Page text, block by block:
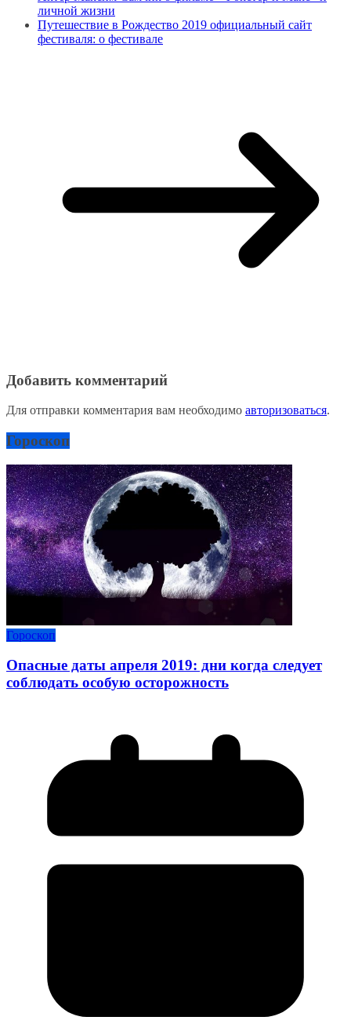
личной жизни
Путешествие в Рождество 2019 официальный сайт
фестиваля: о фестивале
Добавить комментарий
Для отправки комментария вам необходимо авторизоваться.
Гороскоп
Гороскоп
Опасные даты апреля 2019: дни когда следует
соблюдать особую осторожность